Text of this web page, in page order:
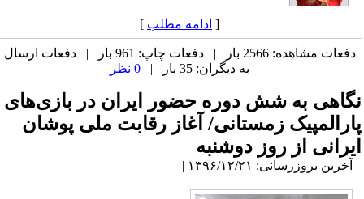
[ ادامه مطلب ]
دفعات مشاهده: 2566 بار | دفعات چاپ: 961 بار | دفعات ارسال
به دیگران: 35 بار |
0 نظر
نگاهی به شش دوره حضور ایران در بازی‌های
پارالمپیک زمستانی/ آغاز رقابت ملی پوشان
ایرانی از روز دوشنبه
| آخرین بروزرسانی: ۱۳۹۶/۱۲/۲۱ |